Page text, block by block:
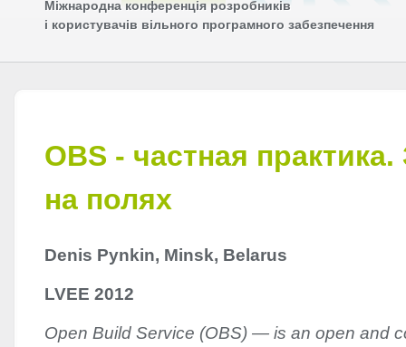
Міжнародна конференція розробників
і користувачів вільного програмного забезпечення
OBS - частная
на полях
Denis Pynkin, Minsk, Belarus
LVEE 2012
Open Build Service (OBS) — is an open and